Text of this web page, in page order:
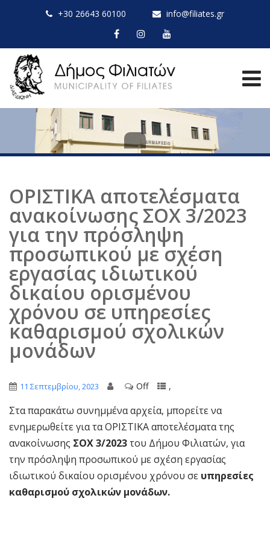
+30 26643 60100 info@filiates.gr
ΟΡΙΣΤΙΚΑ αποτελέσματα
ανακοίνωσης ΣΟΧ 3/2023
για την πρόσληψη
προσωπικού με σχέση
εργασίας ιδιωτικού
δικαίου ορισμένου
χρόνου σε υπηρεσίες
καθαρισμού σχολικών
μονάδων
11 Σεπτεμβρίου, 2023 Off ,
Στα παρακάτω συνημμένα αρχεία, μπορείτε να
ενημερωθείτε για τα ΟΡΙΣΤΙΚΑ αποτελέσματα της
ανακοίνωσης ΣΟΧ 3/2023του Δήμου Φιλιατών, για
την πρόσληψη προσωπικού με σχέση εργασίας
ιδιωτικού δικαίου ορισμένου χρόνου σε υπηρεσίες
καθαρισμού σχολικών μονάδων.